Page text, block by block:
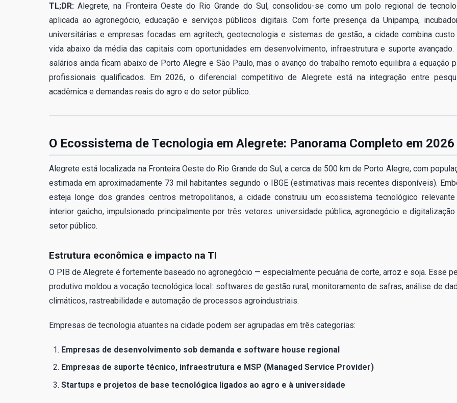
TL;DR: Alegrete, na Fronteira Oeste do Rio Grande do Sul, consolidou-se como um polo regional de
aplicada ao agronegócio, educação e serviços públicos digitais. Com forte presença da Unipampa,
universitárias e empresas focadas em agritech, geotecnologia e sistemas de gestão, a cidade combina
vida abaixo da média das capitais com oportunidades em desenvolvimento, infraestrutura e suporte avançado.
salários ainda ficam abaixo de Porto Alegre e São Paulo, mas o avanço do trabalho remoto equilibra a equação
profissionais qualificados. Em 2026, o diferencial competitivo de Alegrete está na integração entre
acadêmica e demandas reais do agro e do setor público.
O Ecossistema de Tecnologia em Alegrete: Panorama Completo em 2026
Alegrete está localizada na Fronteira Oeste do Rio Grande do Sul, a cerca de 500 km de Porto Alegre, com
estimada em aproximadamente 73 mil habitantes segundo o IBGE (estimativas mais recentes disponíveis).
esteja longe dos grandes centros metropolitanos, a cidade construiu um ecossistema tecnológico
interior gaúcho, impulsionado principalmente por três vetores: universidade pública, agronegócio e
setor público.
Estrutura econômica e impacto na TI
O PIB de Alegrete é fortemente baseado no agronegócio — especialmente pecuária de corte, arroz e soja. Esse
produtivo moldou a vocação tecnológica local: softwares de gestão rural, monitoramento de safras, análise de
climáticos, rastreabilidade e automação de processos agroindustriais.
Empresas de tecnologia atuantes na cidade podem ser agrupadas em três categorias:
Empresas de desenvolvimento sob demanda e software house regional
Empresas de suporte técnico, infraestrutura e MSP (Managed Service Provider)
Startups e projetos de base tecnológica ligados ao agro e à universidade